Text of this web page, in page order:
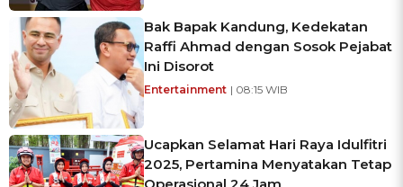
Bak Bapak Kandung, Kedekatan
Raffi Ahmad dengan Sosok Pejabat
Ini Disorot
Entertainment | 08:15 WIB
Ucapkan Selamat Hari Raya Idulfitri
2025, Pertamina Menyatakan Tetap